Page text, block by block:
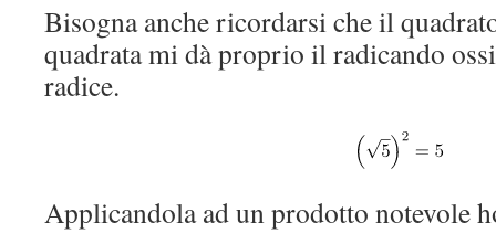
Bisogna anche ricordarsi che il
quadrata mi dà proprio il radicando
radice.
Applicandola ad un prodotto notevole